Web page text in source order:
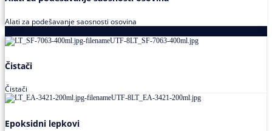
Alati za podešavanje saosnosti osovina
Čistači
Čistači
Epoksidni lepkovi